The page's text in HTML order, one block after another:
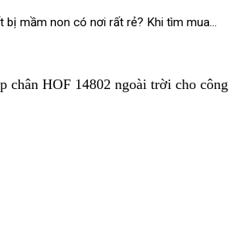
mầm non có nơi rất rẻ? Khi tìm mua...